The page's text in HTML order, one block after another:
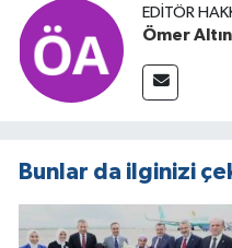
EDITÖR
Ömer
Bunlar da ilginizi